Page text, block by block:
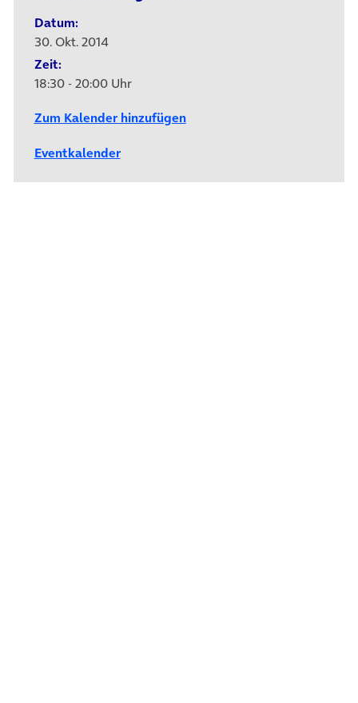
Datum:
30. Okt. 2014
Zeit:
18:30 - 20:00 Uhr
Zum Kalender hinzufügen
Eventkalender